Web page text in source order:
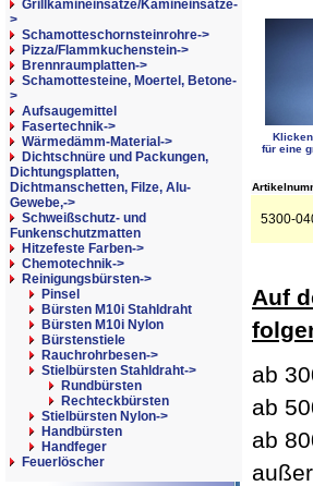
Grillkamineinsätze/Kamineinsätze-
>
Schamotteschornsteinrohre->
Pizza/Flammkuchenstein->
Brennraumplatten->
Schamottesteine, Moertel, Betone-
>
Aufsaugemittel
Fasertechnik->
Wärmedämm-Material->
Dichtschnüre und Packungen,
Dichtungsplatten,
Dichtmanschetten, Filze, Alu-
Gewebe,->
Schweißschutz- und
Funkenschutzmatten
Hitzefeste Farben->
Chemotechnik->
Reinigungsbürsten->
Pinsel
Bürsten M10i Stahldraht
Bürsten M10i Nylon
Bürstenstiele
Rauchrohrbesen->
Stielbürsten Stahldraht->
Rundbürsten
Rechteckbürsten
Stielbürsten Nylon->
Handbürsten
Handfeger
Feuerlöscher
für eine
5300-
Auf
ab
ab
ab